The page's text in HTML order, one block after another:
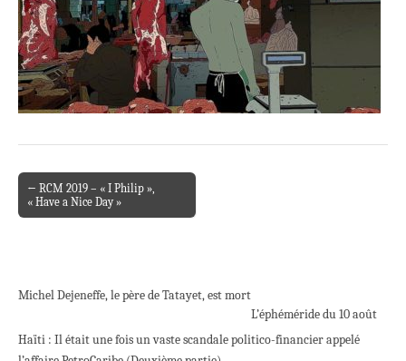
Post navigation
← RCM 2019 – « I Philip »,
« Have a Nice Day »
Michel Dejeneffe, le père de Tatayet, est mort
L’éphéméride du 10 août
Haïti : Il était une fois un vaste scandale politico-financier appelé